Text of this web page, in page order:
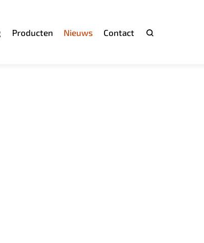
Producten Nieuws Contact